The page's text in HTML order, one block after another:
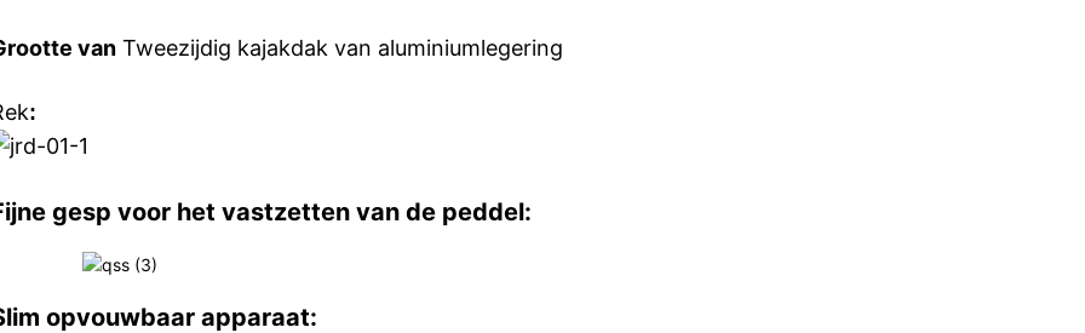
van Tweezijdig kajakdak van aluminiumlegering
:
gesp voor het vastzetten van de peddel:
opvouwbaar apparaat: